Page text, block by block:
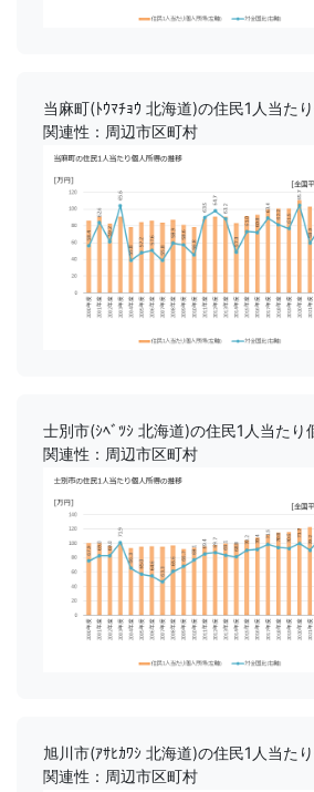
当麻町(ﾄｳﾏﾁｮｳ 北海道)の住民1人当た
関連性：周辺市区町村
士別市(ｼﾍﾞﾂｼ 北海道)の住民1人当たり
関連性：周辺市区町村
旭川市(ｱｻﾋｶﾜｼ 北海道)の住民1人当た
関連性：周辺市区町村